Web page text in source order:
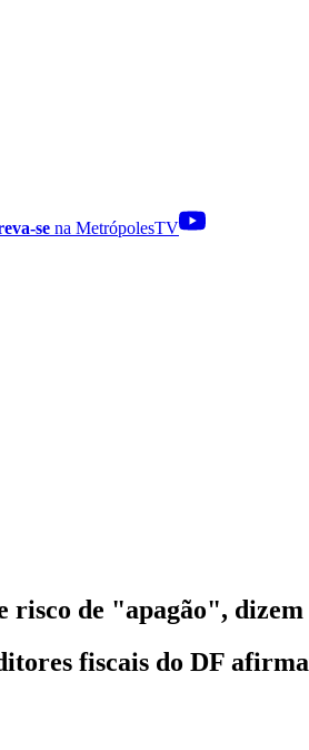
se na MetrópolesTV
de "apagão", dizem
fiscais do DF